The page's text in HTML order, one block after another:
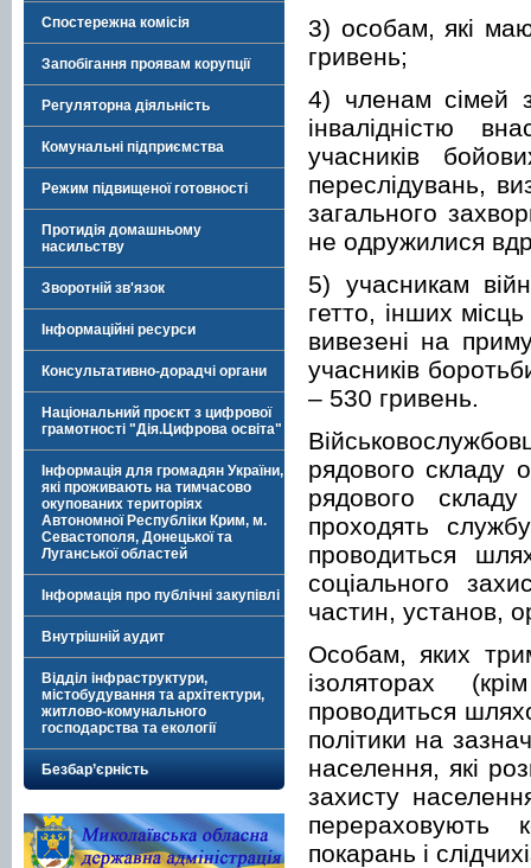
Спостережна комісія
Запобігання проявам корупції
Регуляторна діяльність
Комунальні підприємства
Режим підвищеної готовності
Протидія домашньому
насильству
Зворотній зв'язок
Інформаційні ресурси
Консультативно-дорадчі органи
Національний проєкт з цифрової
грамотності "Дія.Цифрова освіта"
Інформація для громадян України,
які проживають на тимчасово
окупованих територіях
Автономної Республіки Крим, м.
Севастополя, Донецької та
Луганської областей
Інформація про публічні закупівлі
Внутрішній аудит
Відділ інфраструктури,
містобудування та архітектури,
житлово-комунального
господарства та екології
Безбар’єрність
3) особам, які
гривень;
4) членам сімей
інвалідністю
учасників
переслідувань,
загального
не одружилися
5) учасникам
гетто, інших
вивезені на
учасників
– 530 гривень.
рядового складу
рядового
проходять
проводиться
соціального
частин, установ,
Особам, яких
ізоляторах
проводиться
політики на
населення, які
захисту
перераховують
покарань і